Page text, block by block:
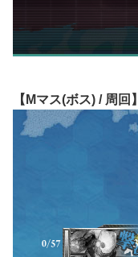
【Mマス(ボス) / 周回】